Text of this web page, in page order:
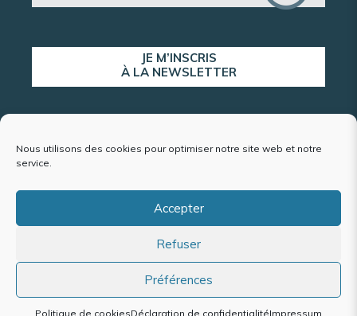
Nous utilisons des cookies pour optimiser notre site web et notre
service.
Accepter
Refuser
Préférences
Politique de cookiesDéclaration de confidentialitéImpressum
JE M’INSCRIS
À LA NEWSLETTER
ALERTE POPULATION
Mentions légales et politique de confidentialité
Accessibilité : conformité partielle
Politique de cookies (UE)